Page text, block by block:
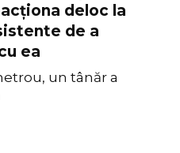
deloc la
de a
ea
un tânăr a